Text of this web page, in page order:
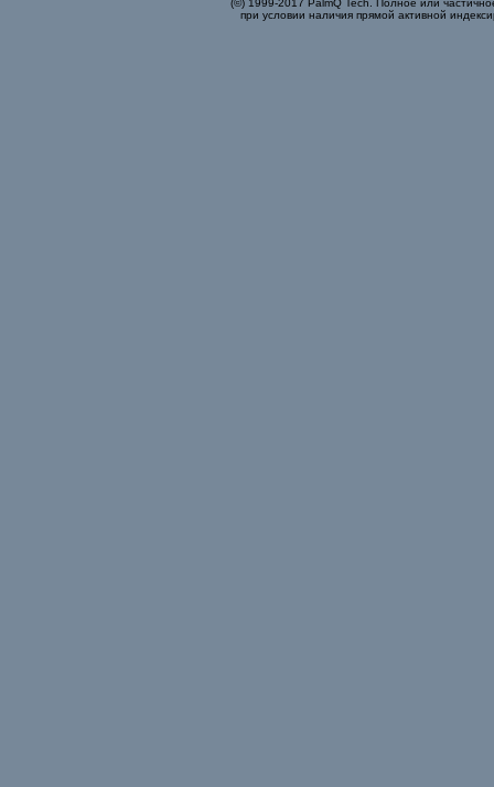
(©) 1999-2017 PalmQ Tech. Полное или
при условии наличия прямой активной